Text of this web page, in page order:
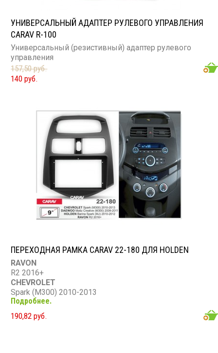
УНИВЕРСАЛЬНЫЙ АДАПТЕР РУЛЕВОГО УПРАВЛЕНИЯ
CARAV R-100
Универсальный (резистивный) адаптер рулевого
управления
157,50 руб.
140 руб.
ПЕРЕХОДНАЯ РАМКА CARAV 22-180 ДЛЯ HOLDEN
RAVON
R2 2016+
CHEVROLET
Spark (M300) 2010-2013
DAEWOO
Matiz Creative (M300) 2009-2011
HOLDEN
Подробнее.
190,82 руб.